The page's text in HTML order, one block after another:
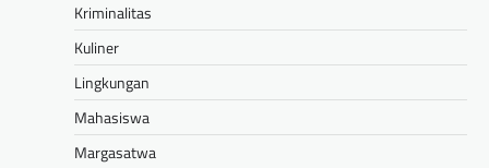
Kriminalitas
Kuliner
Lingkungan
Mahasiswa
Margasatwa